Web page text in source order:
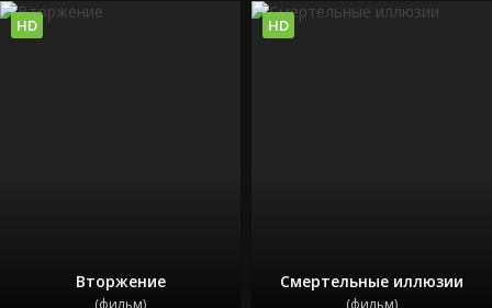
Вторжение
(фильм)
HD
Смертельные иллюзии
(фильм)
HD